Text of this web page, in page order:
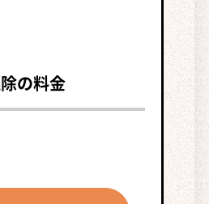
の料金